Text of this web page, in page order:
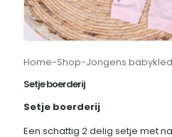
Home-Shop-Jongens
Setje boerderij
Setje boerderij
Een schattig 2 delig setje met